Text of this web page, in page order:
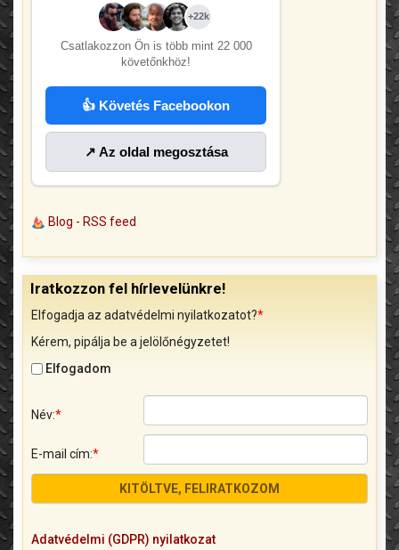
+22k
Csatlakozzon Ön is több mint 22 000
követőnkhöz!
👍 Követés Facebookon
↗ Az oldal megosztása
Blog - RSS feed
Iratkozzon fel hírlevelünkre!
Elfogadja az adatvédelmi nyilatkozatot?*
Kérem, pipálja be a jelölőnégyzetet!
Elfogadom
Név:*
E-mail cím:*
Adatvédelmi (GDPR) nyilatkozat